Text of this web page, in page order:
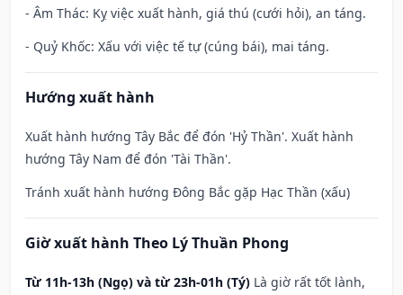
- Âm Thác: Kỵ việc xuất hành, giá thú (cưới hỏi), an táng.
- Quỷ Khốc: Xấu với việc tế tự (cúng bái), mai táng.
Hướng xuất hành
Xuất hành hướng Tây Bắc để đón 'Hỷ Thần'. Xuất hành
hướng Tây Nam để đón 'Tài Thần'.
Tránh xuất hành hướng Đông Bắc gặp Hạc Thần (xấu)
Giờ xuất hành Theo Lý Thuần Phong
Từ 11h-13h (Ngọ) và từ 23h-01h (Tý) Là giờ rất tốt lành,